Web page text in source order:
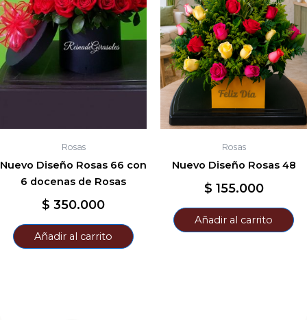
Rosas
Nuevo Diseño Rosas 66 con
6 docenas de Rosas
$ 350.000
Añadir al carrito
Rosas
Nuevo Diseño Rosas 48
$ 155.000
Añadir al carrito